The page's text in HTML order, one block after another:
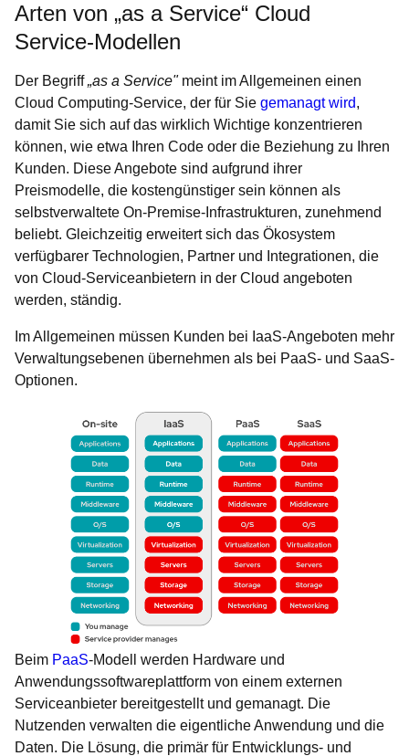
Arten von „as a Service“ Cloud
Service-Modellen
Der Begriff„as a Service"meint im Allgemeinen einen
Cloud Computing-Service, der für Sie gemanagt wird,
damit Sie sich auf das wirklich Wichtige konzentrieren
können, wie etwa Ihren Code oder die Beziehung zu Ihren
Kunden. Diese Angebote sind aufgrund ihrer
Preismodelle, die kostengünstiger sein können als
selbstverwaltete On-Premise-Infrastrukturen, zunehmend
beliebt. Gleichzeitig erweitert sich das Ökosystem
verfügbarer Technologien, Partner und Integrationen, die
von Cloud-Serviceanbietern in der Cloud angeboten
werden, ständig.
Im Allgemeinen müssen Kunden bei IaaS-Angeboten mehr
Verwaltungsebenen übernehmen als bei PaaS- und SaaS-
Optionen.
Beim PaaS-Modell werden Hardware und
Anwendungssoftwareplattform von einem externen
Serviceanbieter bereitgestellt und gemanagt. Die
Nutzenden verwalten die eigentliche Anwendung und die
Daten. Die Lösung, die primär für Entwicklungs- und